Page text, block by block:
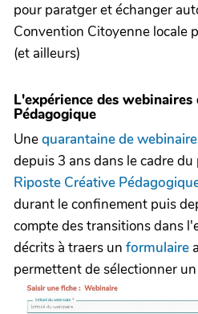
pour paratger et échanger
Convention Citoyenne locale
(et ailleurs)
L'expérience des
Pédagogique
Unequarantaine de
depuis 3 ans dans le cadre
Riposte Créative
durant le confinement puis
compte des transitions dans
décrits à traers un formulaire
permettent de sélectionner